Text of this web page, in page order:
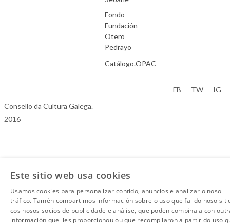
Fondo
Fundación
Otero
Pedrayo
Catálogo.OPAC
Consello da Cultura Galega.
2016
FB TW IG
Este sitio web usa cookies
Usamos cookies para personalizar contido, anuncios e analizar o noso
tráfico. Tamén compartimos información sobre o uso que fai do noso
cos nosos socios de publicidade e análise, que poden combinala con
información que lles proporcionou ou que recompilaron a partir do uso